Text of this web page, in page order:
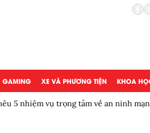
GAMING XE VÀ PHƯƠNG TIỆN KHOA
5 nhiệm vụ trọng tâm về an ninh mạng